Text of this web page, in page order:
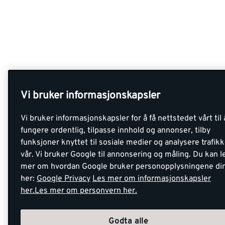
Vi bruker informasjonskapsler
Vi bruker informasjonskapsler for å få nettstedet vårt til
fungere ordentlig, tilpasse innhold og annonser, tilby
funksjoner knyttet til sosiale medier og analysere
vår. Vi bruker Google til annonsering og måling. Du kan
mer om hvordan Google bruker personopplysningene
her: Google Privacy Les mer om informasjonskapsler
her.Les mer om personvern her.
Godta alle